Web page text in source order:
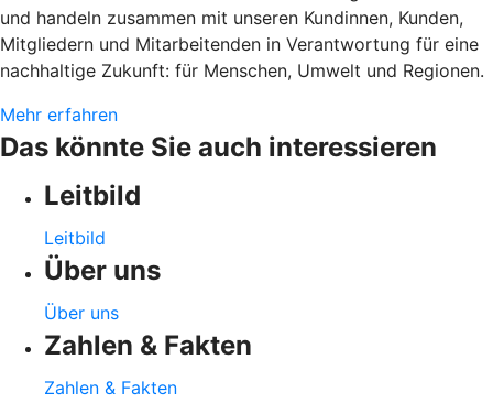
und handeln zusammen mit unseren Kundinnen, Kunden,
Mitgliedern und Mitarbeitenden in Verantwortung für eine
nachhaltige Zukunft: für Menschen, Umwelt und Regionen.
Mehr erfahren
Das könnte Sie auch interessieren
Leitbild
Leitbild
Über uns
Über uns
Zahlen & Fakten
Zahlen & Fakten